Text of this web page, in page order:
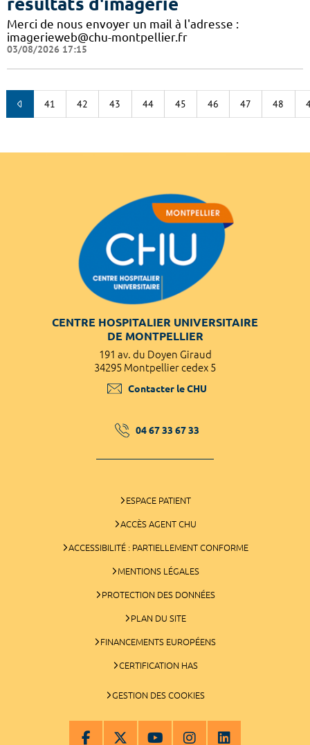
Merci de nous envoyer un mail à l'adresse :
imagerieweb@chu-montpellier.fr
03/08/2026 17:15
41 42 43 44 45 46 47 48
CENTRE HOSPITALIER UNIVERSITAIRE
DE MONTPELLIER
191 av. du Doyen Giraud
34295 Montpellier cedex 5
Contacter le CHU
04 67 33 67 33
ESPACE PATIENT
ACCÈS AGENT CHU
ACCESSIBILITÉ : PARTIELLEMENT CONFORME
MENTIONS LÉGALES
PROTECTION DES DONNÉES
PLAN DU SITE
FINANCEMENTS EUROPÉENS
CERTIFICATION HAS
GESTION DES COOKIES